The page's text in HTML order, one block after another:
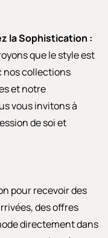
la Sophistication :
que le style est
nos collections
et notre
vous invitons à
de soi et
pour recevoir des
des offres
directement dans